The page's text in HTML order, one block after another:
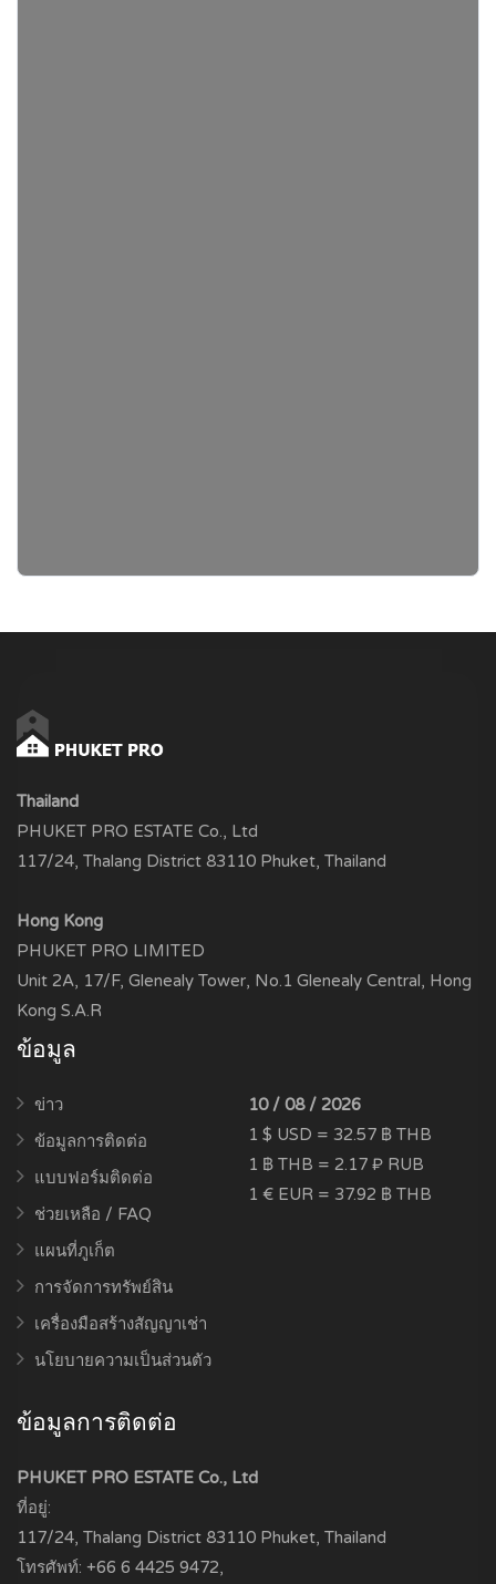
Thailand
PHUKET PRO ESTATE Co., Ltd
117/24, Thalang District 83110 Phuket, Thailand
Hong Kong
PHUKET PRO LIMITED
Unit 2A, 17/F, Glenealy Tower, No.1 Glenealy Central, Hong
Kong S.A.R
ข้อมูล
ข่าว
ข้อมูลการติดต่อ
แบบฟอร์มติดต่อ
ช่วยเหลือ / FAQ
แผนที่ภูเก็ต
การจัดการทรัพย์สิน
เครื่องมือสร้างสัญญาเช่า
นโยบายความเป็นส่วนตัว
10 / 08 / 2026
1 $ USD = 32.57 ฿ THB
1 ฿ THB = 2.17 ₽ RUB
1 € EUR = 37.92 ฿ THB
ข้อมูลการติดต่อ
PHUKET PRO ESTATE Co., Ltd
ที่อยู่:
117/24, Thalang District 83110 Phuket, Thailand
โทรศัพท์: +66 6 4425 9472,